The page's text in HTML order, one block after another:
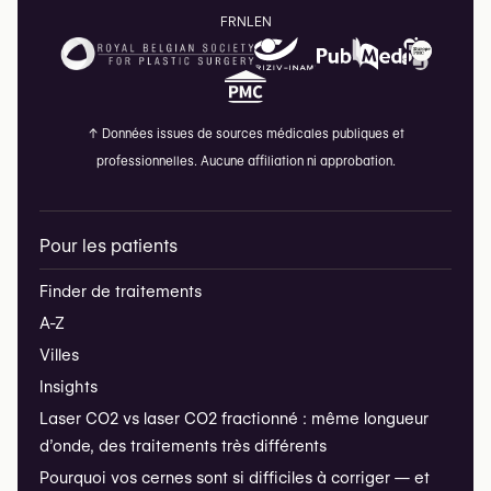
FRNLEN
↑ Données issues de sources médicales publiques et
professionnelles. Aucune affiliation ni approbation.
Pour les patients
Finder de traitements
A-Z
Villes
Insights
Laser CO2 vs laser CO2 fractionné : même longueur
d’onde, des traitements très différents
Pourquoi vos cernes sont si difficiles à corriger — et